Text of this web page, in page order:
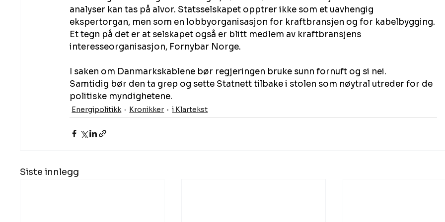
analyser kan tas på alvor. Statsselskapet opptrer ikke som et uavhengig
ekspertorgan, men som en lobbyorganisasjon for kraftbransjen og for kabelbygging.
Et tegn på det er at selskapet også er blitt medlem av kraftbransjens
interesseorganisasjon, Fornybar Norge.
I saken om Danmarkskablene bør regjeringen bruke sunn fornuft og si nei.
Samtidig bør den ta grep og sette Statnett tilbake i stolen som nøytral utreder for de
politiske myndighetene.
Energipolitikk Kronikker i Klartekst
Siste innlegg